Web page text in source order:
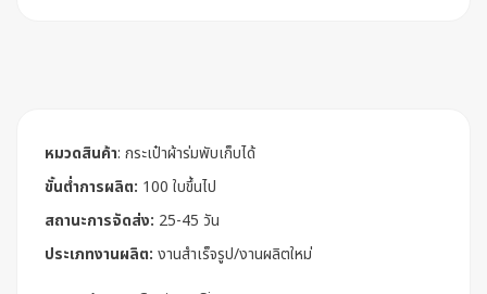
หมวดสินค้า: กระเป๋าผ้าร่มพับเก็บได้
ขั้นต่ำการผลิต: 100 ใบขึ้นไป
สถานะการจัดส่ง: 25-45 วัน
ประเภทงานผลิต: งานสำเร็จรูป/งานผลิตใหม่